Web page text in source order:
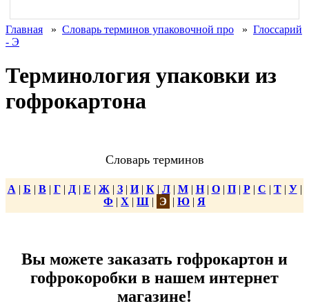
Главная » Словарь терминов упаковочной про » Глоссарий
- Э
Терминология упаковки из
гофрокартона
Словарь терминов
А | Б | В| Г| Д| Е | Ж | З| И| К| Л| М| Н| О| П| Р| С | Т| У|
Ф | Х | Ш | Э | Ю | Я
Вы можете заказать гофрокартон и
гофрокоробки в нашем интернет
магазине!